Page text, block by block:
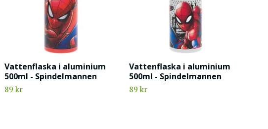
Vattenflaska i aluminium
500ml - Spindelmannen
89 kr
Vattenflaska i aluminium
500ml - Spindelmannen
89 kr